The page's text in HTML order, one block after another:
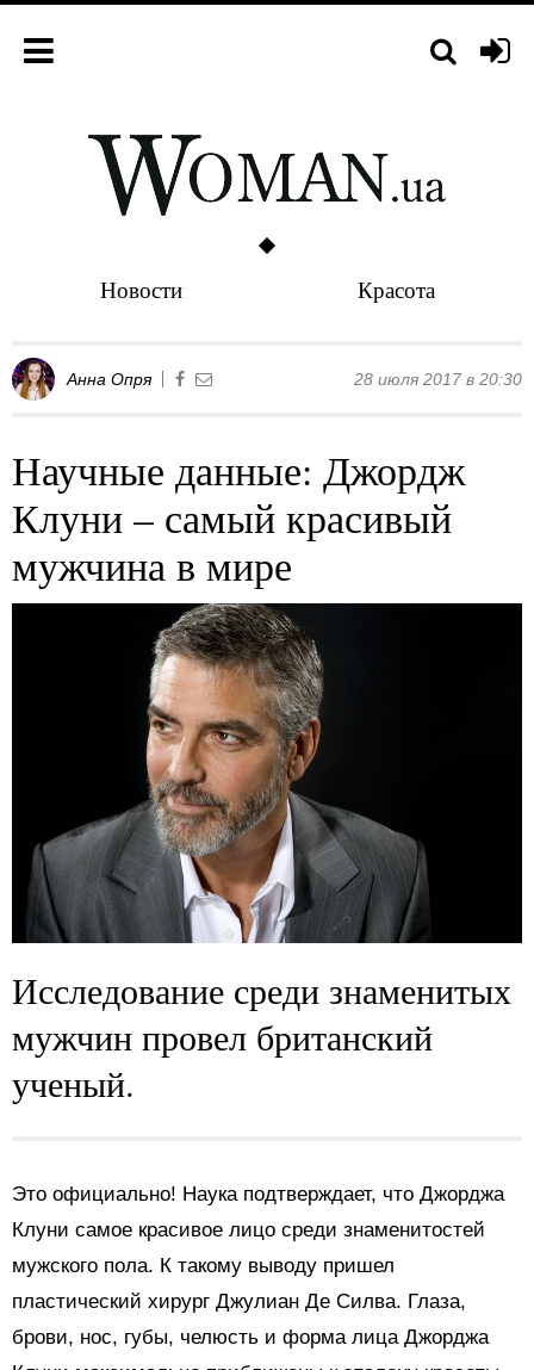
Новости Красота
Анна Опря 28 июля 2017 в 20:30
Научные данные: Джордж
Клуни – самый красивый
мужчина в мире
Исследование среди знаменитых
мужчин провел британский
ученый.
Это официально! Наука подтверждает, что Джорджа
Клуни самое красивое лицо среди знаменитостей
мужского пола. К такому выводу пришел
пластический хирург Джулиан Де Силва. Глаза,
брови, нос, губы, челюсть и форма лица Джорджа